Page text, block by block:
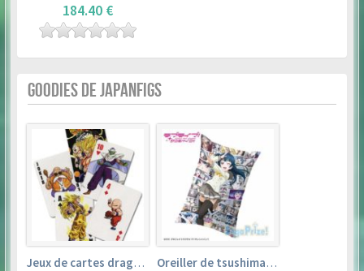
184.40 €
GOODIES DE JAPANFIGS
Jeux de cartes dragon ball Oreiller de tsushima yoshiko (35cm×53cm) – love live! sunshine!!